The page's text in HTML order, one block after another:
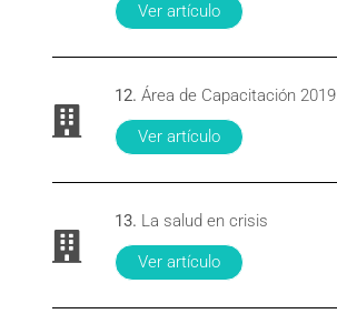
Ver artículo
12. Área de Capacitación 2019
Ver artículo
13. La salud en crisis
Ver artículo